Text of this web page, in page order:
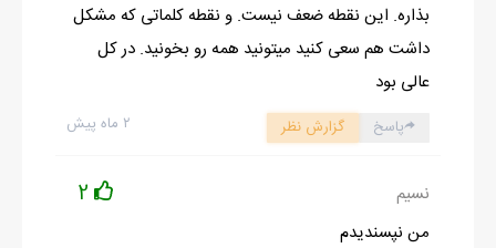
بذاره. این نقطه ضعف نیست. و نقطه کلماتی که مشکل
داشت هم سعی کنید میتونید همه رو بخونید. در کل
عالی بود
۲ ماه پیش پاسخ گزارش نظر
نسیم 2
من نپسندیدم